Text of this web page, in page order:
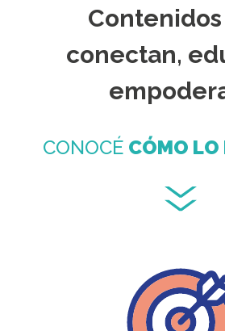
conectan,
CONOCÉ CÓMO LO